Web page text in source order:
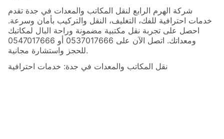
شركة الهرم الرابع لنقل المكاتب والمعدات في جدة تقدم
خدمات احترافية للفك، التغليف، النقل والتركيب بأمان وسرعة.
احصل على تجربة نقل مكتبية مضمونة وراحة البال لمكاتبك
ومعداتك. اتصل الآن على 0537017666 أو 0547017666
للحجز واستشارة مجانية.
نقل المكاتب والمعدات في جدة: خدمات احترافية